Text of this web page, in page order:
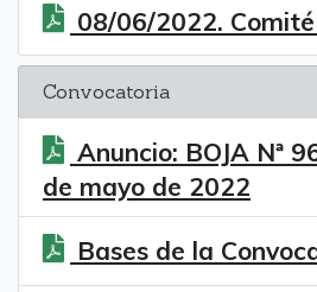
08/06/2022.
Convocatoria
Anuncio: BOJA Nª
de mayo de 2022
Bases de la